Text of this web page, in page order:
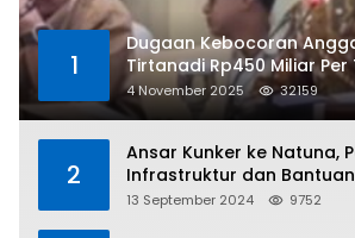
1
Dugaan Kebocoran
Tirtanadi Rp450 Miliar Per
Kritikan
4 November 2025 32159
2
Ansar Kunker ke Natuna,
Infrastruktur dan
Direalisasikan Hingga
13 September 2024 9752